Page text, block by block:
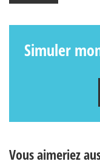
Simuler
Vous aimeriez